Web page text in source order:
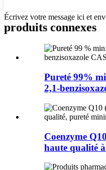
Écrivez votre message ici et
produits connexes
Pureté 99%
2,1-
Coenzyme
haute qualité